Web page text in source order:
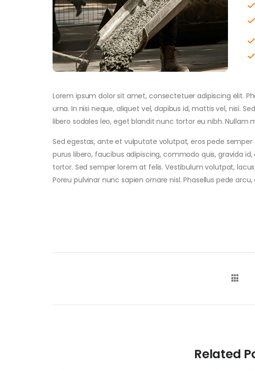
Lorem ipsum dolor sit amet, consectetuer adipiscing elit.
urna. In nisi neque, aliquet vel, dapibus id, mattis vel, nisi.
libero sodales leo, eget blandit nunc tortor eu nibh. Nullam
Sed egestas, ante et vulputate volutpat, eros pede
purus libero, faucibus adipiscing, commodo quis, gravida
tortor. Sed semper lorem at felis. Vestibulum volutpat,
Poreu pulvinar nunc sapien ornare nisl. Phasellus pede
Related